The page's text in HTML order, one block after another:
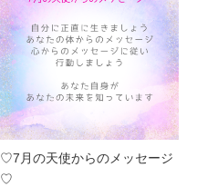
♡7月の天使からのメッセージ
♡